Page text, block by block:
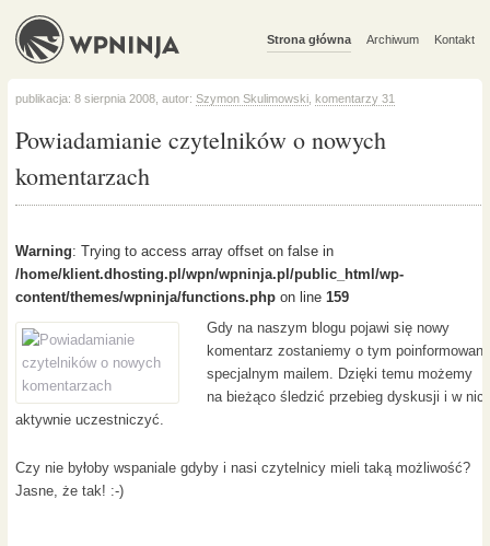
Strona główna Archiwum Kontakt
publikacja: 8 sierpnia 2008, autor: Szymon Skulimowski, komentarzy 31
Powiadamianie czytelników o nowych
komentarzach
Warning: Trying to access array offset on false in
/home/klient.dhosting.pl/wpn/wpninja.pl/public_html/wp-
content/themes/wpninja/functions.php on line 159
Gdy na naszym blogu pojawi się nowy
komentarz zostaniemy o tym poinformowani
specjalnym mailem. Dzięki temu możemy
na bieżąco śledzić przebieg dyskusji i w
aktywnie uczestniczyć.
Czy nie byłoby wspaniale gdyby i nasi czytelnicy mieli taką możliwość?
Jasne, że tak! :-)